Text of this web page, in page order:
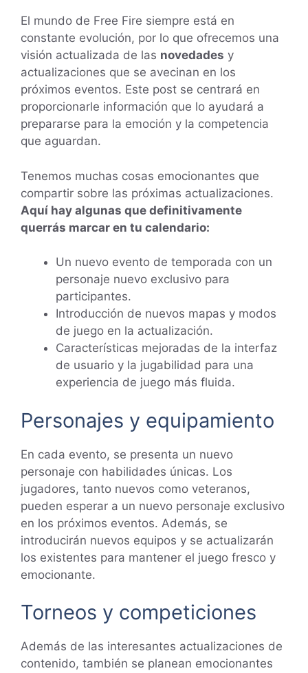
El mundo de Free Fire siempre está en
constante evolución, por lo que ofrecemos una
visión actualizada de las novedades y
actualizaciones que se avecinan en los
próximos eventos. Este post se centrará en
proporcionarle información que lo ayudará a
prepararse para la emoción y la competencia
que aguardan.
Tenemos muchas cosas emocionantes que
compartir sobre las próximas actualizaciones.
Aquí hay algunas que definitivamente
querrás marcar en tu calendario:
Un nuevo evento de temporada con un
personaje nuevo exclusivo para
participantes.
Introducción de nuevos mapas y modos
de juego en la actualización.
Características mejoradas de la interfaz
de usuario y la jugabilidad para una
experiencia de juego más fluida.
Personajes y equipamiento
En cada evento, se presenta un nuevo
personaje con habilidades únicas. Los
jugadores, tanto nuevos como veteranos,
pueden esperar a un nuevo personaje exclusivo
en los próximos eventos. Además, se
introducirán nuevos equipos y se actualizarán
los existentes para mantener el juego fresco y
emocionante.
Torneos y competiciones
Además de las interesantes actualizaciones de
contenido, también se planean emocionantes